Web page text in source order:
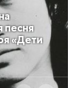
песня
«Дети